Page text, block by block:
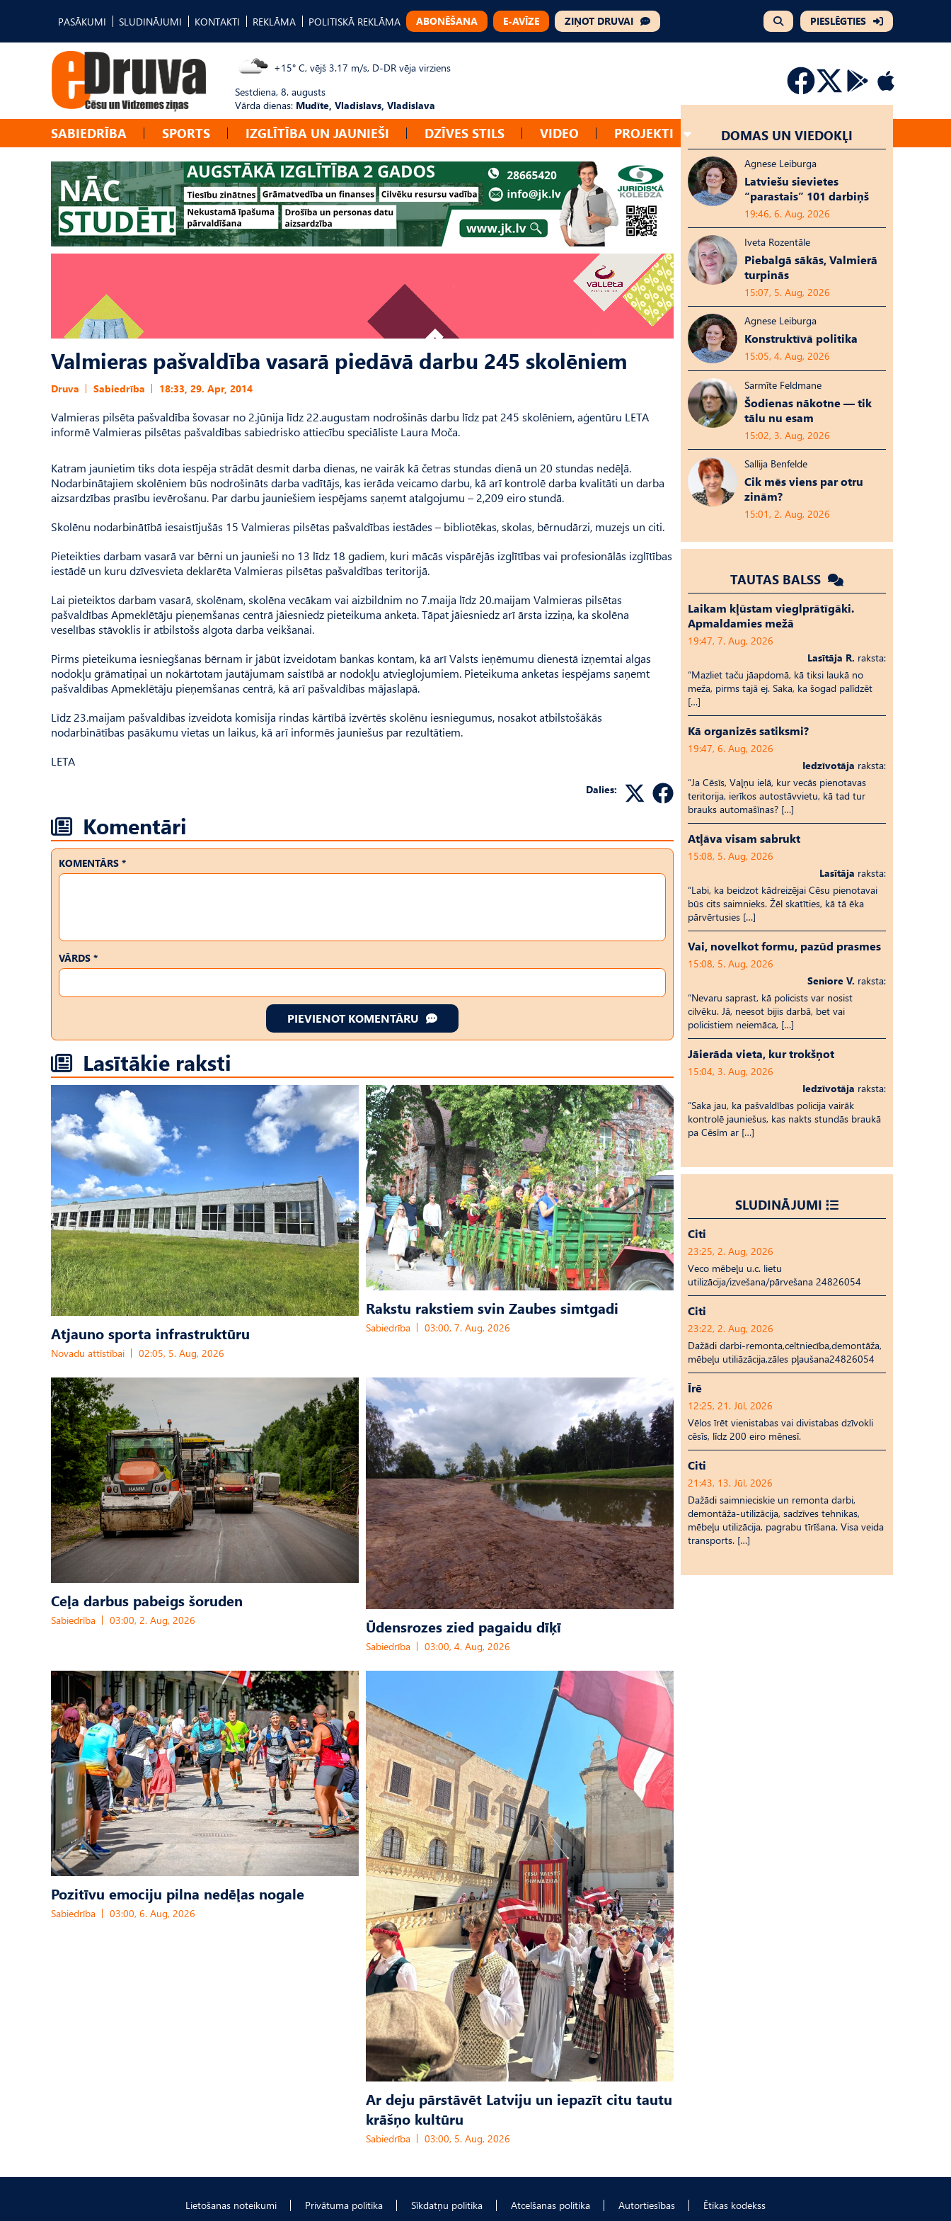
PASĀKUMI SLUDINĀJUMI KONTAKTI REKLĀMA POLITISKĀ REKLĀMA ABONĒŠANA E-AVĪZE ZIŅOT DRUVAI PIESLĒGTIES
+15° C, vējš 3.17 m/s, D-DR vēja virziens
Sestdiena, 8. augusts
Vārda dienas: Mudīte, Vladislavs, Vladislava
SABIEDRĪBA SPORTS IZGLĪTĪBA UN JAUNIEŠI DZĪVES STILS VIDEO PROJEKTI
Valmieras pašvaldība vasarā piedāvā darbu 245 skolēniem
Druva Sabiedrība 18:33, 29. Apr, 2014
Valmieras pilsēta pašvaldība šovasar no 2.jūnija līdz 22.augustam nodrošinās darbu līdz pat 245 skolēniem, aģentūru LETA
informē Valmieras pilsētas pašvaldības sabiedrisko attiecību speciāliste Laura Moča.
Katram jaunietim tiks dota iespēja strādāt desmit darba dienas, ne vairāk kā četras stundas dienā un 20 stundas nedēļā.
Nodarbinātajiem skolēniem būs nodrošināts darba vadītājs, kas ierāda veicamo darbu, kā arī kontrolē darba kvalitāti un darba
aizsardzības prasību ievērošanu. Par darbu jauniešiem iespējams saņemt atalgojumu – 2,209 eiro stundā.
Skolēnu nodarbinātībā iesaistījušās 15 Valmieras pilsētas pašvaldības iestādes – bibliotēkas, skolas, bērnudārzi, muzejs un citi.
Pieteikties darbam vasarā var bērni un jaunieši no 13 līdz 18 gadiem, kuri mācās vispārējās izglītības vai profesionālās izglītības
iestādē un kuru dzīvesvieta deklarēta Valmieras pilsētas pašvaldības teritorijā.
Lai pieteiktos darbam vasarā, skolēnam, skolēna vecākam vai aizbildnim no 7.maija līdz 20.maijam Valmieras pilsētas
pašvaldības Apmeklētāju pieņemšanas centrā jāiesniedz pieteikuma anketa. Tāpat jāiesniedz arī ārsta izziņa, ka skolēna
veselības stāvoklis ir atbilstošs algota darba veikšanai.
Pirms pieteikuma iesniegšanas bērnam ir jābūt izveidotam bankas kontam, kā arī Valsts ieņēmumu dienestā izņemtai algas
nodokļu grāmatiņai un nokārtotam jautājumam saistībā ar nodokļu atvieglojumiem. Pieteikuma anketas iespējams saņemt
pašvaldības Apmeklētāju pieņemšanas centrā, kā arī pašvaldības mājaslapā.
Līdz 23.maijam pašvaldības izveidota komisija rindas kārtībā izvērtēs skolēnu iesniegumus, nosakot atbilstošākās
nodarbinātības pasākumu vietas un laikus, kā arī informēs jauniešus par rezultātiem.
LETA
Dalies:
Komentāri
KOMENTĀRS *
VĀRDS *
PIEVIENOT KOMENTĀRU
Lasītākie raksti
Atjauno sporta infrastruktūru
Novadu attīstībai 02:05, 5. Aug, 2026
Rakstu rakstiem svin Zaubes simtgadi
Sabiedrība 03:00, 7. Aug, 2026
Ceļa darbus pabeigs šoruden
Sabiedrība 03:00, 2. Aug, 2026 Ūdensrozes zied pagaidu dīķī
Sabiedrība 03:00, 4. Aug, 2026
Pozitīvu emociju pilna nedēļas nogale
Sabiedrība 03:00, 6. Aug, 2026
Ar deju pārstāvēt Latviju un iepazīt citu tautu
krāšņo kultūru
Sabiedrība 03:00, 5. Aug, 2026
DOMAS UN VIEDOKĻI
Agnese Leiburga
Latviešu sievietes
“parastais” 101 darbiņš
19:46, 6. Aug, 2026
Iveta Rozentāle
Piebalgā sākās, Valmierā
turpinās
15:07, 5. Aug, 2026
Agnese Leiburga
Konstruktīvā politika
15:05, 4. Aug, 2026
Sarmīte Feldmane
Šodienas nākotne — tik
tālu nu esam
15:02, 3. Aug, 2026
Sallija Benfelde
Cik mēs viens par otru
zinām?
15:01, 2. Aug, 2026
TAUTAS BALSS
Laikam kļūstam vieglprātīgāki.
Apmaldamies mežā
19:47, 7. Aug, 2026
Lasītāja R. raksta:
“Mazliet taču jāapdomā, kā tiksi laukā no
meža, pirms tajā ej. Saka, ka šogad palīdzēt
[…]
Kā organizēs satiksmi?
19:47, 6. Aug, 2026
Iedzīvotāja raksta:
“Ja Cēsīs, Vaļņu ielā, kur vecās pienotavas
teritorija, ierīkos autostāvvietu, kā tad tur
brauks automašīnas? […]
Atļāva visam sabrukt
15:08, 5. Aug, 2026
Lasītāja raksta:
“Labi, ka beidzot kādreizējai Cēsu pienotavai
būs cits saimnieks. Žēl skatīties, kā tā ēka
pārvērtusies […]
Vai, novelkot formu, pazūd prasmes
15:08, 5. Aug, 2026
Seniore V. raksta:
“Nevaru saprast, kā policists var nosist
cilvēku. Jā, neesot bijis darbā, bet vai
policistiem neiemāca, […]
Jāierāda vieta, kur trokšņot
15:04, 3. Aug, 2026
Iedzīvotāja raksta:
“Saka jau, ka pašvaldības policija vairāk
kontrolē jauniešus, kas nakts stundās braukā
pa Cēsīm ar […]
SLUDINĀJUMI
Citi
23:25, 2. Aug, 2026
Veco mēbeļu u.c. lietu
utilizācija/izvešana/pārvešana 24826054
Citi
23:22, 2. Aug, 2026
Dažādi darbi-remonta,celtniecība,demontāža,
mēbeļu utiliāzācija,zāles pļaušana24826054
Īrē
12:25, 21. Jūl, 2026
Vēlos īrēt vienistabas vai divistabas dzīvokli
cēsīs, līdz 200 eiro mēnesī.
Citi
21:43, 13. Jūl, 2026
Dažādi saimnieciskie un remonta darbi,
demontāža-utilizācija, sadzīves tehnikas,
mēbeļu utilizācija, pagrabu tīrīšana. Visa veida
transports. […]
Lietošanas noteikumi Privātuma politika Sīkdatņu politika Atcelšanas politika Autortiesības Ētikas kodekss